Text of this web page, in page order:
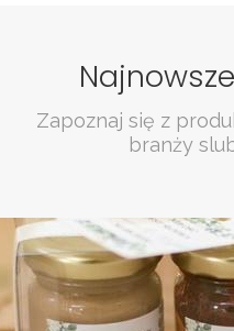
Zapoznaj się z
branży